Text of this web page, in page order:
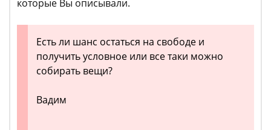
которые Вы описывали.
Есть ли шанс остаться на свободе и
получить условное или все таки можно
собирать вещи?
Вадим